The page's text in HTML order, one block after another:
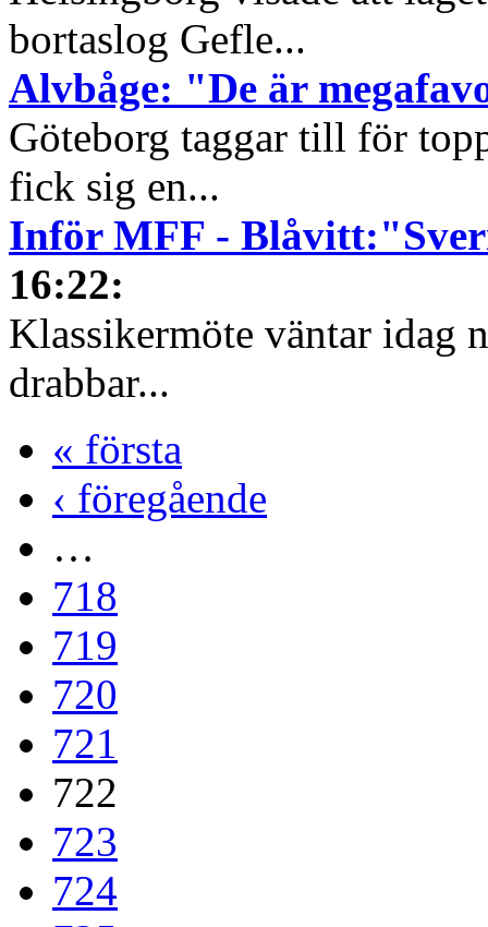
bortaslog Gefle...
Alvbåge: "De är
Göteborg taggar till för
fick sig en...
Inför MFF -
16:22:
Klassikermöte väntar idag
drabbar...
« första
‹ föregående
…
718
719
720
721
722
723
724